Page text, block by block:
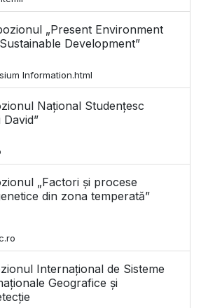
„Present Environment
Development”
Information.html
Național Studențesc
David”
„Factori și procese
din zona temperată”
Internațional de Sisteme
Geografice și